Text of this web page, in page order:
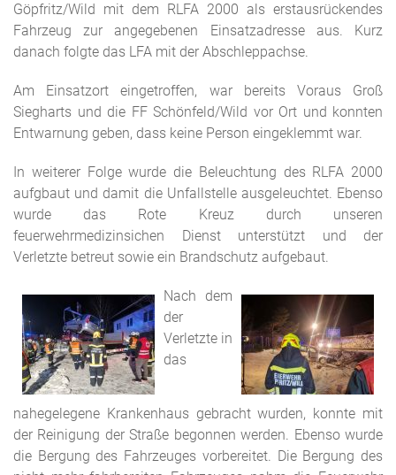
Göpfritz/Wild mit dem RLFA 2000 als erstausrückendes
Fahrzeug zur angegebenen Einsatzadresse aus. Kurz
danach folgte das LFA mit der Abschleppachse.
Am Einsatzort eingetroffen, war bereits Voraus Groß
Siegharts und die FF Schönfeld/Wild vor Ort und konnten
Entwarnung geben, dass keine Person eingeklemmt war.
In weiterer Folge wurde die Beleuchtung des RLFA 2000
aufgbaut und damit die Unfallstelle ausgeleuchtet. Ebenso
wurde das Rote Kreuz durch unseren
feuerwehrmedizinsichen Dienst unterstützt und der
Verletzte betreut sowie ein Brandschutz aufgebaut.
Nach dem
der
Verletzte in
das
nahegelegene Krankenhaus gebracht wurden, konnte mit
der Reinigung der Straße begonnen werden. Ebenso wurde
die Bergung des Fahrzeuges vorbereitet. Die Bergung des